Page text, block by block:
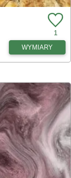
1
WYMIARY